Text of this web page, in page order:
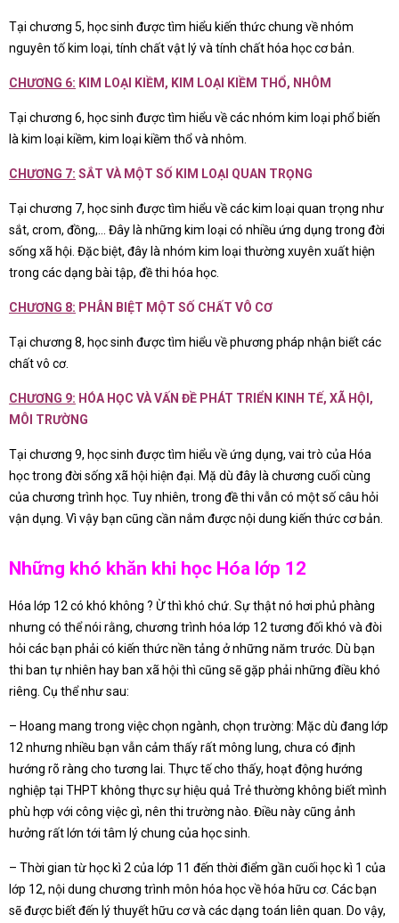
Tại chương 5, học sinh được tìm hiểu kiến thức chung về nhóm
nguyên tố kim loại, tính chất vật lý và tính chất hóa học cơ bản.
CHƯƠNG 6: KIM LOẠI KIỀM, KIM LOẠI KIỀM THỔ, NHÔM
Tại chương 6, học sinh được tìm hiểu về các nhóm kim loại phổ biến
là kim loại kiềm, kim loại kiềm thổ và nhôm.
CHƯƠNG 7: SẮT VÀ MỘT SỐ KIM LOẠI QUAN TRỌNG
Tại chương 7, học sinh được tìm hiểu về các kim loại quan trọng như
sắt, crom, đồng,… Đây là những kim loại có nhiều ứng dụng trong đời
sống xã hội. Đặc biệt, đây là nhóm kim loại thường xuyên xuất hiện
trong các dạng bài tập, đề thi hóa học.
CHƯƠNG 8: PHÂN BIỆT MỘT SỐ CHẤT VÔ CƠ
Tại chương 8, học sinh được tìm hiểu về phương pháp nhận biết các
chất vô cơ.
CHƯƠNG 9: HÓA HỌC VÀ VẤN ĐỀ PHÁT TRIỂN KINH TẾ, XÃ HỘI,
MÔI TRƯỜNG
Tại chương 9, học sinh được tìm hiểu về ứng dụng, vai trò của Hóa
học trong đời sống xã hội hiện đại. Mặ dù đây là chương cuối cùng
của chương trình học. Tuy nhiên, trong đề thi vẫn có một số câu hỏi
vận dụng. Vì vậy bạn cũng cần nắm được nội dung kiến thức cơ bản.
Những khó khăn khi học Hóa lớp 12
Hóa lớp 12 có khó không ? Ừ thì khó chứ. Sự thật nó hơi phủ phàng
nhưng có thể nói rằng, chương trình hóa lớp 12 tương đối khó và đòi
hỏi các bạn phải có kiến thức nền tảng ở những năm trước. Dù bạn
thi ban tự nhiên hay ban xã hội thì cũng sẽ gặp phải những điều khó
riêng. Cụ thể như sau:
– Hoang mang trong việc chọn ngành, chọn trường: Mặc dù đang lớp
12 nhưng nhiều bạn vẫn cảm thấy rất mông lung, chưa có định
hướng rõ ràng cho tương lai. Thực tế cho thấy, hoạt động hướng
nghiệp tại THPT không thực sự hiệu quả Trẻ thường không biết mình
phù hợp với công việc gì, nên thi trường nào. Điều này cũng ảnh
hưởng rất lớn tới tâm lý chung của học sinh.
– Thời gian từ học kì 2 của lớp 11 đến thời điểm gần cuối học kì 1 của
lớp 12, nội dung chương trình môn hóa học về hóa hữu cơ. Các bạn
sẽ được biết đến lý thuyết hữu cơ và các dạng toán liên quan. Do vậy,